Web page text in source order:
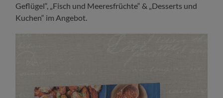
Geflügel“, „Fisch und Meeresfrüchte“ & „Desserts und
Kuchen“ im Angebot.